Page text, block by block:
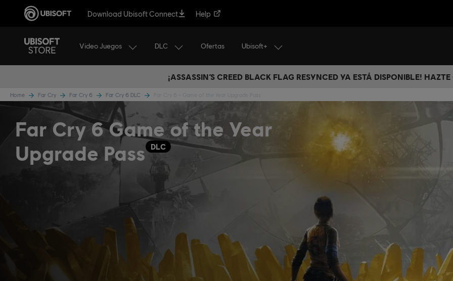
Download Ubisoft Connect Help
Video Juegos DLC Ofertas Ubisoft+
¡ASSASSIN’S CREED BLACK FLAG RESYNCED YA ESTÁ DISPONIBLE!
Home Far Cry Far Cry 6 Far Cry 6 DLC
Far Cry 6 Game of the Year
Upgrade Pass
DLC